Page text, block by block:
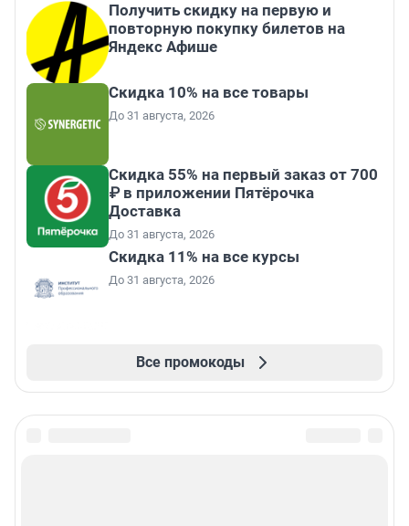
Получить скидку на первую и
повторную покупку билетов на
Яндекс Афише
Скидка 10% на все товары
До 31 августа, 2026
Скидка 55% на первый заказ от 700
₽ в приложении Пятёрочка
Доставка
До 31 августа, 2026
Скидка 11% на все курсы
До 31 августа, 2026
Все промокоды